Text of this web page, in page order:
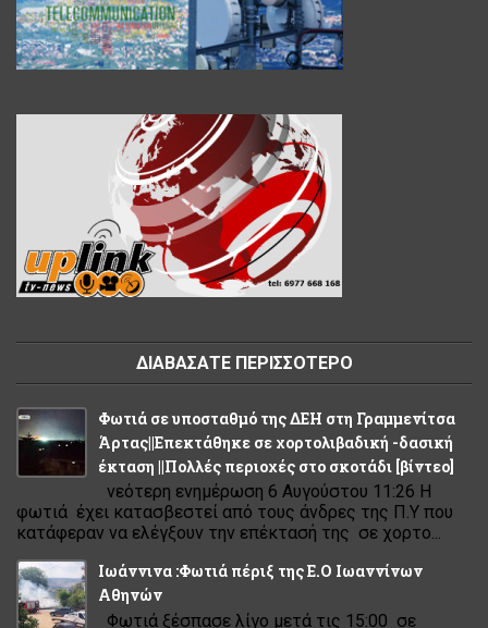
ΔΙΑΒΑΣΑΤΕ ΠΕΡΙΣΣΟΤΕΡΟ
Φωτιά σε υποσταθμό της ΔΕΗ στη Γραμμενίτσα
Άρτας||Επεκτάθηκε σε χορτολιβαδική -δασική
έκταση ||Πολλές περιοχές στο σκοτάδι [βίντεο]
νεότερη ενημέρωση 6 Αυγούστου 11:26 Η
φωτιά έχει κατασβεστεί από τους άνδρες της Π.Υ που
κατάφεραν να ελέγξουν την επέκτασή της σε χορτο...
Ιωάννινα :Φωτιά πέριξ της Ε.Ο Ιωαννίνων
Αθηνών
Φωτιά ξέσπασε λίγο μετά τις 15:00 σε